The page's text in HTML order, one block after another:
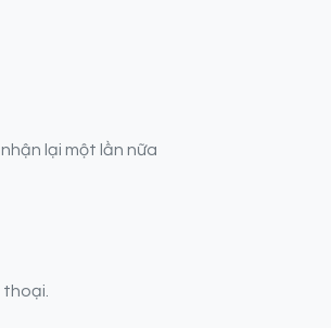
lại một lần nữa
thoại.